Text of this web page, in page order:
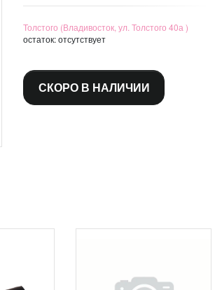
Толстого (Владивосток, ул. Толстого 40а )
остаток:отсутствует
СКОРО В НАЛИЧИИ